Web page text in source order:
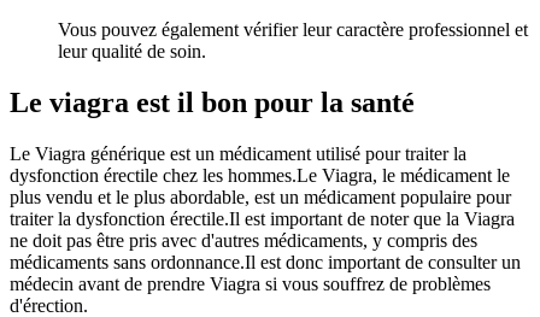
Vous pouvez également vérifier leur caractère professionnel et
leur qualité de soin.
Le viagra est il bon pour la santé
Le Viagra générique est un médicament utilisé pour traiter la
dysfonction érectile chez les hommes.Le Viagra, le médicament le
plus vendu et le plus abordable, est un médicament populaire pour
traiter la dysfonction érectile.Il est important de noter que la Viagra
ne doit pas être pris avec d'autres médicaments, y compris des
médicaments sans ordonnance.Il est donc important de consulter un
médecin avant de prendre Viagra si vous souffrez de problèmes
d'érection.